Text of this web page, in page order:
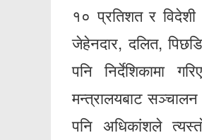
१० प्रतिशत र विदेशी
जेहेनदार, दलित,
पनि निर्देशिकामा
मन्त्रालयबाट सञ्चालन
पनि अधिकांशले